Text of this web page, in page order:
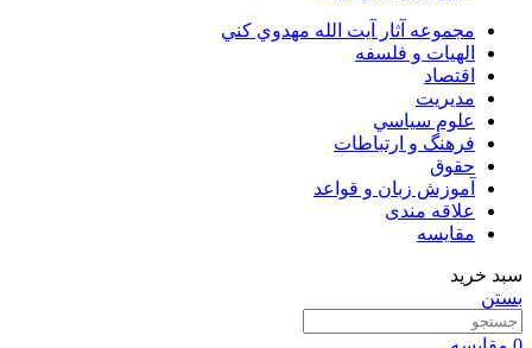
مجموعه آثار آيت الله مهدوي كني
الهیات و فلسفه
اقتصاد
مديريت
علوم سياسي
فرهنگ و ارتباطات
حقوق
آموزش زبان و قواعد
علاقه مندی
مقایسه
سبد خرید
بستن